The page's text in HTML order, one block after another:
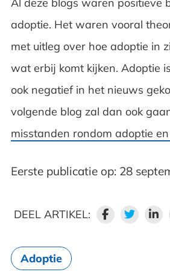
adoptie. Het waren vooral
met uitleg over hoe adoptie in
wat erbij komt kijken. Adoptie
ook negatief in het nieuws
volgende blog zal dan ook
misstanden rondom adoptie
Eerste publicatie op: 28
DEEL ARTIKEL:
Adoptie